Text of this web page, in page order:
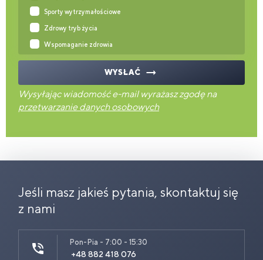
Sporty wytrzymałościowe
Zdrowy tryb życia
Wspomaganie zdrowia
WYSŁAĆ
Wysyłając wiadomość e-mail wyrażasz zgodę na
przetwarzanie danych osobowych
Jeśli masz jakieś pytania, skontaktuj się
z nami
Pon-Pia - 7:00 - 15:30
+48 882 418 076